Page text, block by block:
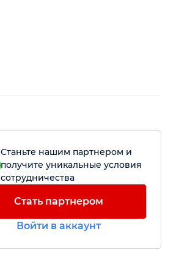
Станьте нашим партнером и
получите уникальные условия
сотрудничества
Стать партнером
Войти в аккаунт